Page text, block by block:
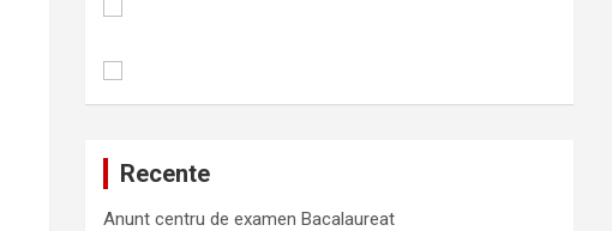
Recente
Anunt centru de examen Bacalaureat